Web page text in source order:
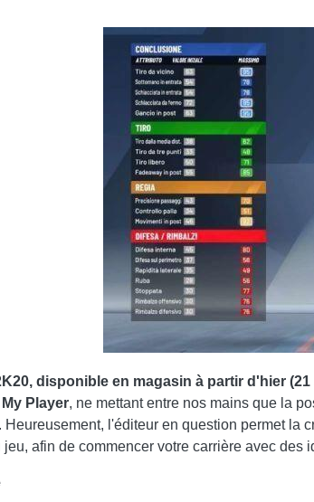
disponible en magasin à partir d'hier
Player, ne mettant entre nos mains que la
Heureusement, l'éditeur en question permet la
afin de commencer votre carrière avec